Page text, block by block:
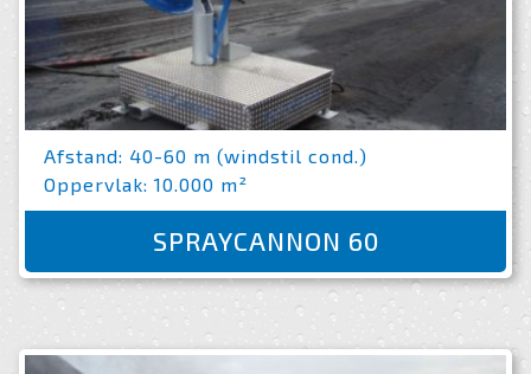
Afstand: 40-60 m (windstil cond.)
Oppervlak: 10.000 m²
SPRAYCANNON 60